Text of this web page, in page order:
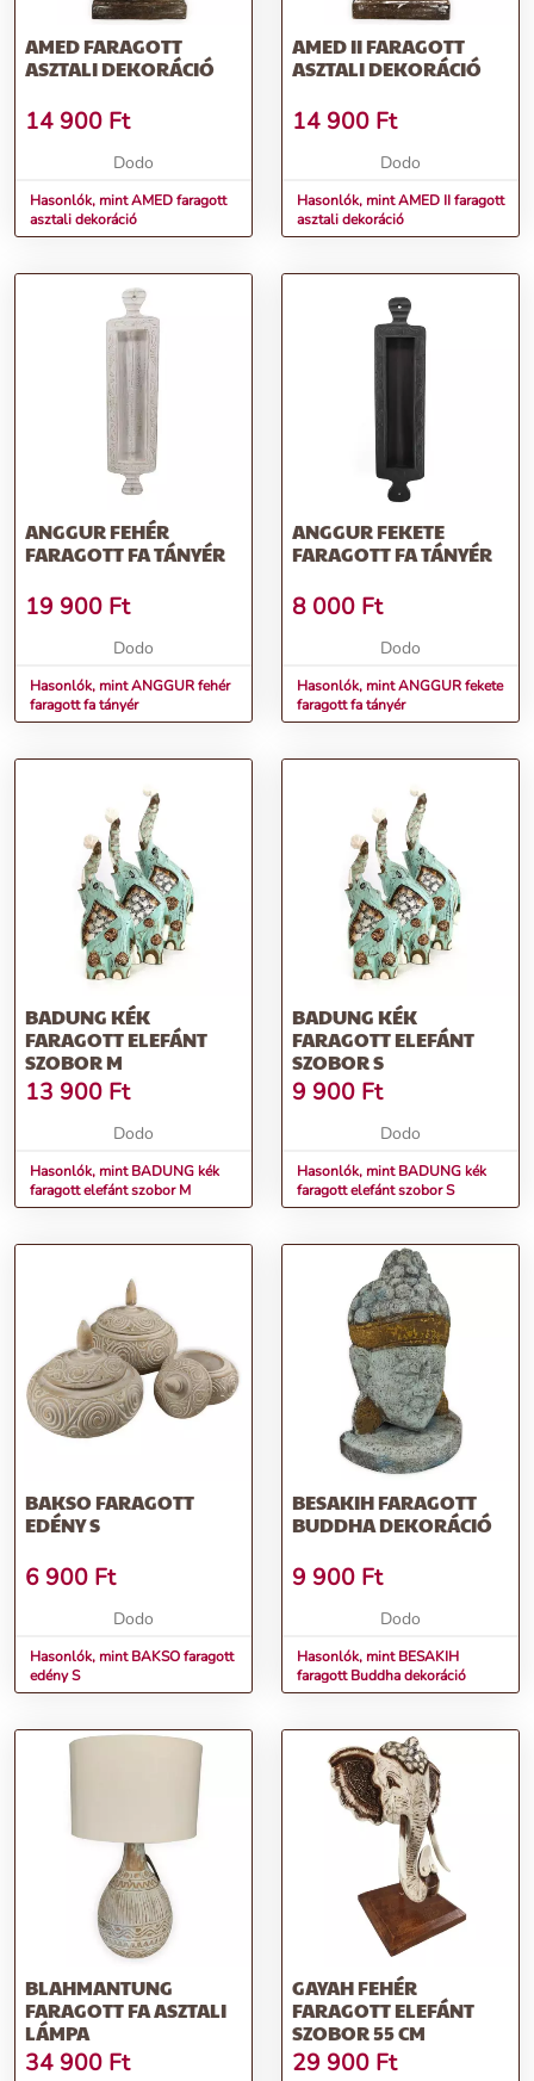
AMED FARAGOTT
ASZTALI DEKORÁCIÓ
14 900 Ft
Dodo
Hasonlók, mint AMED faragott
asztali dekoráció
AMED II FARAGOTT
ASZTALI DEKORÁCIÓ
14 900 Ft
Dodo
Hasonlók, mint AMED II faragott
asztali dekoráció
ANGGUR FEHÉR
FARAGOTT FA TÁNYÉR
19 900 Ft
Dodo
Hasonlók, mint ANGGUR fehér
faragott fa tányér
ANGGUR FEKETE
FARAGOTT FA TÁNYÉR
8 000 Ft
Dodo
Hasonlók, mint ANGGUR fekete
faragott fa tányér
BADUNG KÉK
FARAGOTT ELEFÁNT
SZOBOR M
13 900 Ft
Dodo
Hasonlók, mint BADUNG kék
faragott elefánt szobor M
BADUNG KÉK
FARAGOTT ELEFÁNT
SZOBOR S
9 900 Ft
Dodo
Hasonlók, mint BADUNG kék
faragott elefánt szobor S
BAKSO FARAGOTT
EDÉNY S
6 900 Ft
Dodo
Hasonlók, mint BAKSO faragott
edény S
BESAKIH FARAGOTT
BUDDHA DEKORÁCIÓ
9 900 Ft
Dodo
Hasonlók, mint BESAKIH
faragott Buddha dekoráció
BLAHMANTUNG
FARAGOTT FA ASZTALI
LÁMPA
34 900 Ft
GAYAH FEHÉR
FARAGOTT ELEFÁNT
SZOBOR 55 CM
29 900 Ft